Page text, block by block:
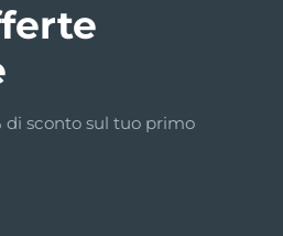
di sconto sul tuo primo